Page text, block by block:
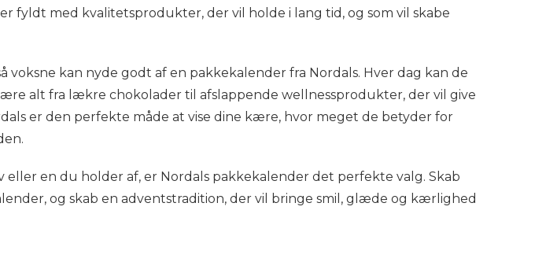
fyldt med kvalitetsprodukter, der vil holde i lang tid, og som vil skabe
kan nyde godt af en pakkekalender fra Nordals. Hver dag kan de
alt fra lækre chokolader til afslappende wellnessprodukter, der vil give
er den perfekte måde at vise dine kære, hvor meget de betyder for
en du holder af, er Nordals pakkekalender det perfekte valg. Skab
og skab en adventstradition, der vil bringe smil, glæde og kærlighed